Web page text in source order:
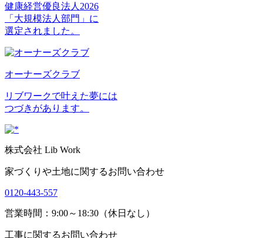
健康経営優良法人2026
「大規模法人部門」に
選定されました。
オーナーズクラブ
リブワークで叶えた夢には
つづきがあります。
株式会社 Lib Work
家づくりや土地に関するお問い合わせ
0120-443-557
営業時間：9:00～18:30（休日なし）
工事に関するお問い合わせ